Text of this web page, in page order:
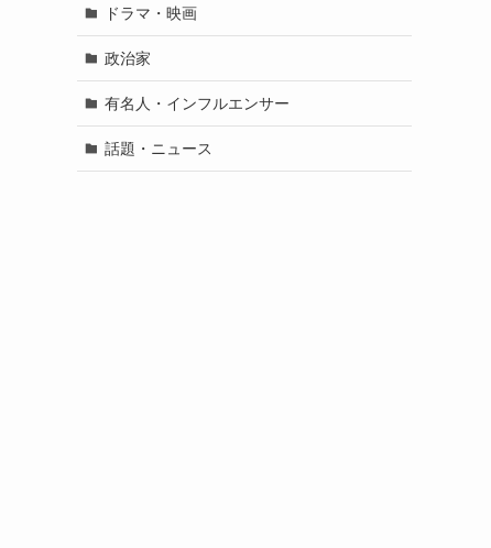
ドラマ・映画
政治家
有名人・インフルエンサー
話題・ニュース